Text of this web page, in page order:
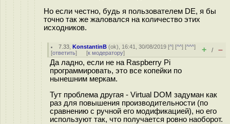
Но если честно, будь я пользователем DE, я бы
точно так же жаловался на количество этих
исходников.
7.33 ,KonstantinB (ok), 16:41, 30/08/2019 [^] [^^] [^^^]
[ответить] [к модератору] + / –
Да ладно, если не на Raspberry Pi
программировать, это все копейки по
нынешним меркам.
Тут проблема другая - Virtual DOM задуман как
раз для повышения производительности (по
сравнению с ручной его модификацией), но его
используют так, что получается ровно наоборот.